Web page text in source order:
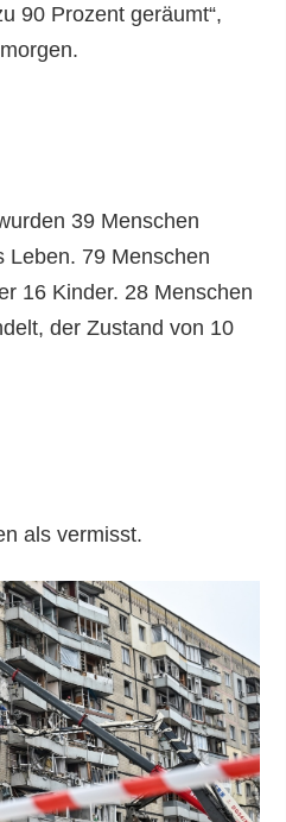
90 Prozent geräumt“,
39 Menschen
Leben. 79 Menschen
16 Kinder. 28 Menschen
der Zustand von 10
als vermisst.